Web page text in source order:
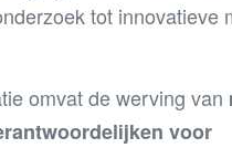
tot innovatieve
omvat de werving van
voor